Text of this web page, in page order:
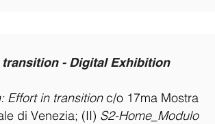
- Digital Exhibition
Effort in transitionc/o 17ma Mostra
di Venezia; (II) S2-Home_Modulo